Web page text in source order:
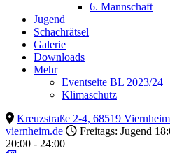
6. Mannschaft
Jugend
Schachrätsel
Galerie
Downloads
Mehr
Eventseite BL 2023/24
Klimaschutz
Kreuzstraße 2-4, 68519 Viernheim
viernheim.de
Freitags: Jugend
20:00 - 24:00